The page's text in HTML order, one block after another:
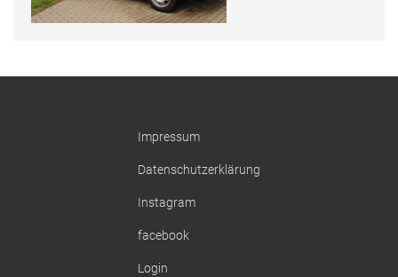
Impressum
Datenschutzerklärung
Instagram
facebook
Login